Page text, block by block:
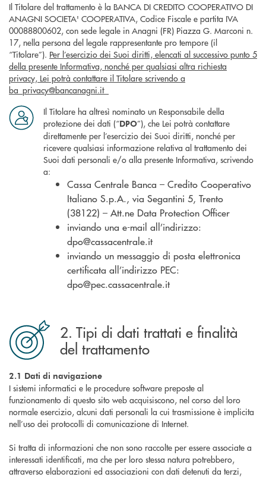
Il Titolare del trattamento è la BANCA DI CREDITO COOPERATIVO DI
ANAGNI SOCIETA' COOPERATIVA, Codice Fiscale e partita IVA
00088800602, con sede legale in Anagni (FR) Piazza G. Marconi n.
17, nella persona del legale rappresentante pro tempore (il
“Titolare”). Per l’esercizio dei Suoi diritti, elencati al successivo punto 5
della presente Informativa, nonché per qualsiasi altra richiesta
privacy, Lei potrà contattare il Titolare scrivendo a
ba_privacy@bancanagni.it
Il Titolare ha altresì nominato un Responsabile della
protezione dei dati (“DPO”), che Lei potrà contattare
direttamente per l’esercizio dei Suoi diritti, nonché per
ricevere qualsiasi informazione relativa al trattamento dei
Suoi dati personali e/o alla presente Informativa, scrivendo
a:
Cassa Centrale Banca – Credito Cooperativo
Italiano S.p.A., via Segantini 5, Trento
(38122) – Att.ne Data Protection Officer
inviando una e-mail all’indirizzo:
dpo@cassacentrale.it
inviando un messaggio di posta elettronica
certificata all’indirizzo PEC:
dpo@pec.cassacentrale.it
2. Tipi di dati trattati e finalità
del trattamento
2.1 Dati di navigazione
I sistemi informatici e le procedure software preposte al
funzionamento di questo sito web acquisiscono, nel corso del loro
normale esercizio, alcuni dati personali la cui trasmissione è implicita
nell’uso dei protocolli di comunicazione di Internet.
Si tratta di informazioni che non sono raccolte per essere associate a
interessati identificati, ma che per loro stessa natura potrebbero,
attraverso elaborazioni ed associazioni con dati detenuti da terzi,